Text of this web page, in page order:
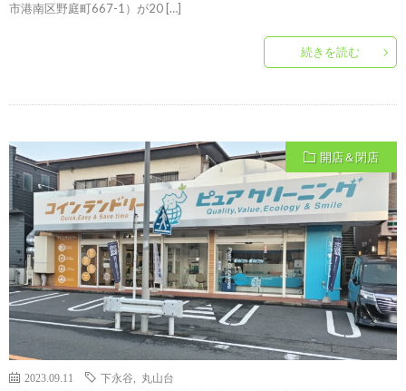
市港南区野庭町667-1）が20 […]
続きを読む
開店＆閉店
2023.09.11 下永谷 丸山台